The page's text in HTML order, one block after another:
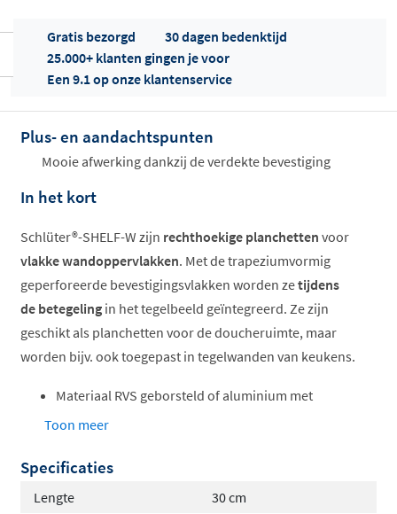
Offertes
Gratis bezorgd
30 dagen bedenktijd
25.000+ klanten gingen je voor
Een 9.1 op onze klantenservice
Plus- en aandachtspunten
Mooie afwerking dankzij de verdekte bevestiging
In het kort
Schlüter®-SHELF-W zijn rechthoekige planchetten voor
vlakke wandoppervlakken. Met de trapeziumvormig
geperforeerde bevestigingsvlakken worden zetijdens
de betegeling in het tegelbeeld geïntegreerd. Ze zijn
geschikt als planchetten voor de doucheruimte, maar
worden bijv. ook toegepast in tegelwanden van keukens.
Materiaal RVS geborsteld of aluminium met
TRENDLINE-structuur coating in acht verschillende
Vijf designs: Pure, Square, Wave, Floral and Curve
Toon meer
Specificaties
Lengte
30 cm